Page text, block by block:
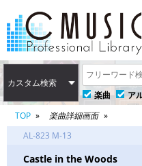
カスタム検索
楽曲
ア
TOP
楽曲詳細画面
AL-823 M-13
Castle in the Woods